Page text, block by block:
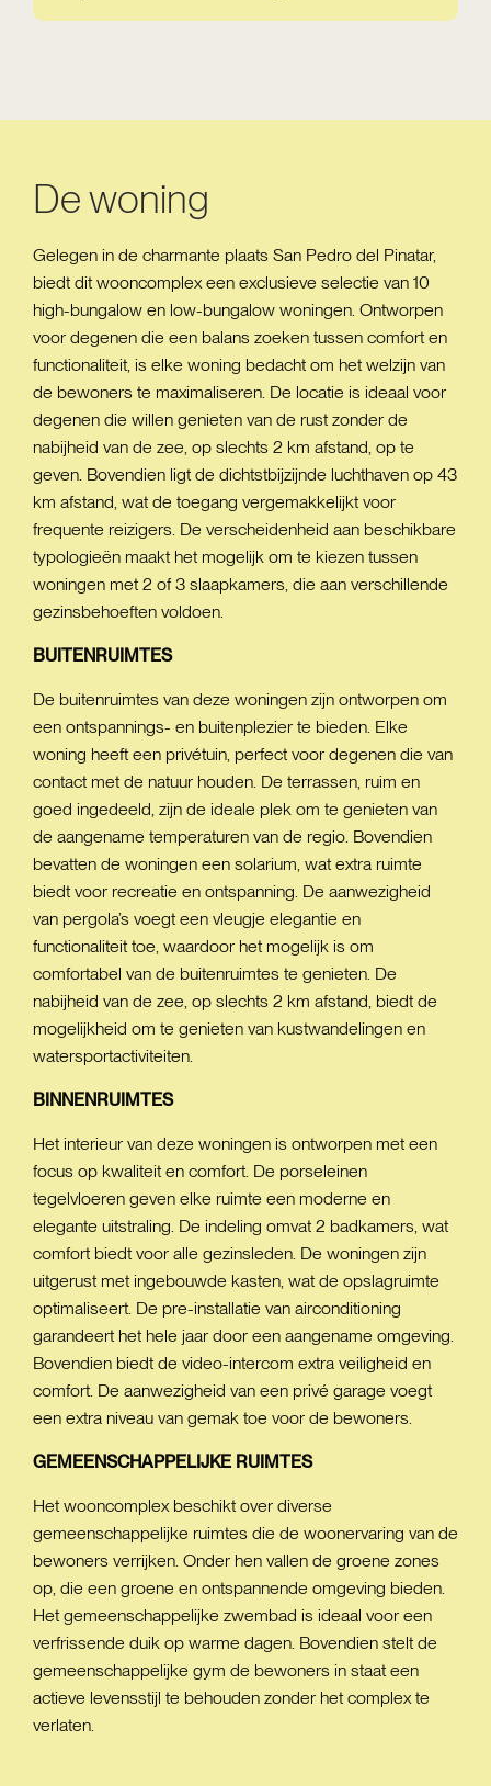
De woning
Gelegen in de charmante plaats San Pedro del Pinatar,
biedt dit wooncomplex een exclusieve selectie van 10
high-bungalow en low-bungalow woningen. Ontworpen
voor degenen die een balans zoeken tussen comfort en
functionaliteit, is elke woning bedacht om het welzijn van
de bewoners te maximaliseren. De locatie is ideaal voor
degenen die willen genieten van de rust zonder de
nabijheid van de zee, op slechts 2 km afstand, op te
geven. Bovendien ligt de dichtstbijzijnde luchthaven op 43
km afstand, wat de toegang vergemakkelijkt voor
frequente reizigers. De verscheidenheid aan beschikbare
typologieën maakt het mogelijk om te kiezen tussen
woningen met 2 of 3 slaapkamers, die aan verschillende
gezinsbehoeften voldoen.
BUITENRUIMTES
De buitenruimtes van deze woningen zijn ontworpen om
een ontspannings- en buitenplezier te bieden. Elke
woning heeft een privétuin, perfect voor degenen die van
contact met de natuur houden. De terrassen, ruim en
goed ingedeeld, zijn de ideale plek om te genieten van
de aangename temperaturen van de regio. Bovendien
bevatten de woningen een solarium, wat extra ruimte
biedt voor recreatie en ontspanning. De aanwezigheid
van pergola’s voegt een vleugje elegantie en
functionaliteit toe, waardoor het mogelijk is om
comfortabel van de buitenruimtes te genieten. De
nabijheid van de zee, op slechts 2 km afstand, biedt de
mogelijkheid om te genieten van kustwandelingen en
watersportactiviteiten.
BINNENRUIMTES
Het interieur van deze woningen is ontworpen met een
focus op kwaliteit en comfort. De porseleinen
tegelvloeren geven elke ruimte een moderne en
elegante uitstraling. De indeling omvat 2 badkamers, wat
comfort biedt voor alle gezinsleden. De woningen zijn
uitgerust met ingebouwde kasten, wat de opslagruimte
optimaliseert. De pre-installatie van airconditioning
garandeert het hele jaar door een aangename omgeving.
Bovendien biedt de video-intercom extra veiligheid en
comfort. De aanwezigheid van een privé garage voegt
een extra niveau van gemak toe voor de bewoners.
GEMEENSCHAPPELIJKE RUIMTES
Het wooncomplex beschikt over diverse
gemeenschappelijke ruimtes die de woonervaring van de
bewoners verrijken. Onder hen vallen de groene zones
op, die een groene en ontspannende omgeving bieden.
Het gemeenschappelijke zwembad is ideaal voor een
verfrissende duik op warme dagen. Bovendien stelt de
gemeenschappelijke gym de bewoners in staat een
actieve levensstijl te behouden zonder het complex te
verlaten.